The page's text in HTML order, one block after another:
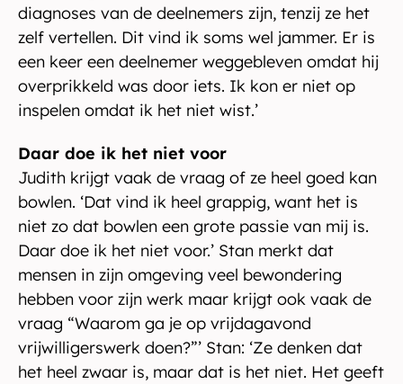
diagnoses van de deelnemers zijn, tenzij ze het
zelf vertellen. Dit vind ik soms wel jammer. Er is
een keer een deelnemer weggebleven omdat hij
overprikkeld was door iets. Ik kon er niet op
inspelen omdat ik het niet wist.’
Daar doe ik het niet voor
Judith krijgt vaak de vraag of ze heel goed kan
bowlen. ‘Dat vind ik heel grappig, want het is
niet zo dat bowlen een grote passie van mij is.
Daar doe ik het niet voor.’ Stan merkt dat
mensen in zijn omgeving veel bewondering
hebben voor zijn werk maar krijgt ook vaak de
vraag “Waarom ga je op vrijdagavond
vrijwilligerswerk doen?”’ Stan: ‘Ze denken dat
het heel zwaar is, maar dat is het niet. Het geeft